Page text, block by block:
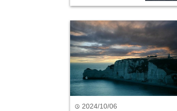
time 2024/10/06